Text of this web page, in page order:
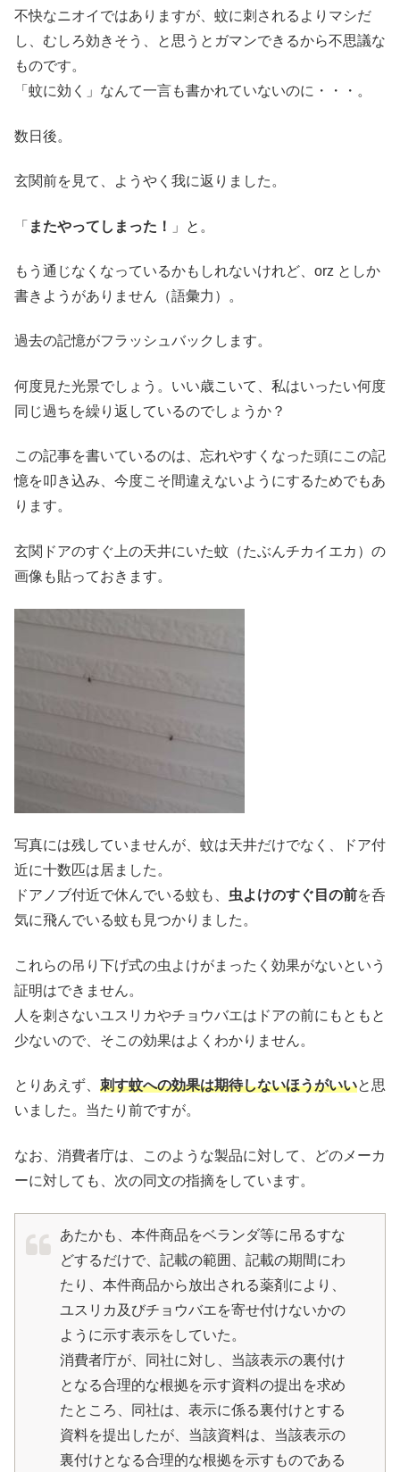
不快なニオイではありますが、蚊に刺されるよりマシだ
し、むしろ効きそう、と思うとガマンできるから不思議な
ものです。
「蚊に効く」なんて一言も書かれていないのに・・・。
数日後。
玄関前を見て、ようやく我に返りました。
「 またやってしまった！ 」と。
もう通じなくなっているかもしれないけれど、orz としか
書きようがありません（語彙力）。
過去の記憶がフラッシュバックします。
何度見た光景でしょう。いい歳こいて、私はいったい何度
同じ過ちを繰り返しているのでしょうか？
この記事を書いているのは、忘れやすくなった頭にこの記
憶を叩き込み、今度こそ間違えないようにするためでもあ
ります。
玄関ドアのすぐ上の天井にいた蚊（たぶんチカイエカ）の
画像も貼っておきます。
写真には残していませんが、蚊は天井だけでなく、ドア付
近に十数匹は居ました。
ドアノブ付近で休んでいる蚊も、 虫よけのすぐ目の前を呑
気に飛んでいる蚊も見つかりました。
これらの吊り下げ式の虫よけがまったく効果がないという
証明はできません。
人を刺さないユスリカやチョウバエはドアの前にもともと
少ないので、そこの効果はよくわかりません。
とりあえず、 刺す蚊への効果は期待しないほうがいいと思
いました。当たり前ですが。
なお、消費者庁は、このような製品に対して、どのメーカ
ーに対しても、次の同文の指摘をしています。
あたかも、本件商品をベランダ等に吊るすな
どするだけで、記載の範囲、記載の期間にわ
たり、本件商品から放出される薬剤により、
ユスリカ及びチョウバエを寄せ付けないかの
ように示す表示をしていた。
消費者庁が、同社に対し、当該表示の裏付け
となる合理的な根拠を示す資料の提出を求め
たところ、同社は、表示に係る裏付けとする
資料を提出したが、当該資料は、当該表示の
裏付けとなる合理的な根拠を示すものである